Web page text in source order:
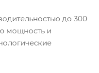
до 300
мощность и